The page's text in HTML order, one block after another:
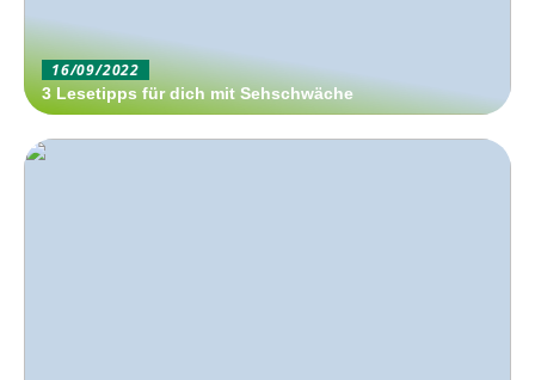
16/09/2022
3 Lesetipps für dich mit Sehschwäche